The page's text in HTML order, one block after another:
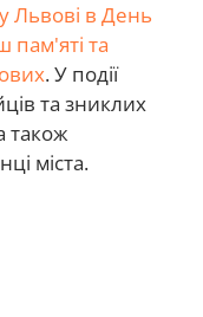
у Львові в День
пам'яті та
. У події
та зниклих
також
міста.